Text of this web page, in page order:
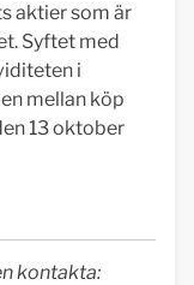
aktier som är
Syftet med
i
mellan köp
13 oktober
kontakta: